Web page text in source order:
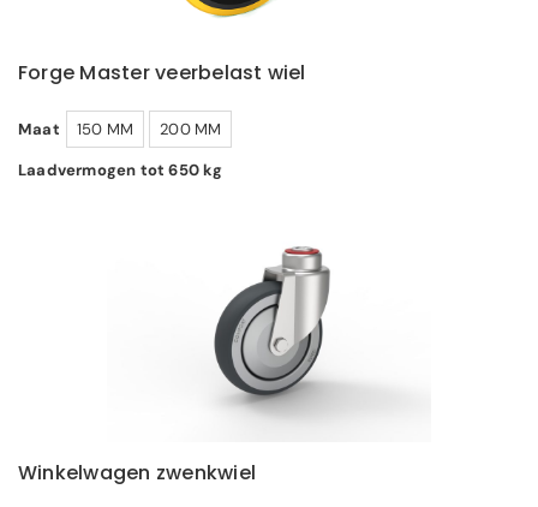
Forge Master veerbelast wiel
Maat 150 MM
200 MM
Laadvermogen tot 650 kg
Winkelwagen zwenkwiel